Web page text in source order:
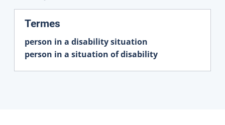
Termes
person in a disability situation
person in a situation of disability